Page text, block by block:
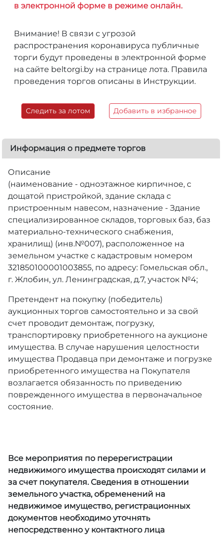
в электронной форме в режиме онлайн.
Внимание! В связи с угрозой
распространения коронавируса публичные
торги будут проведены в электронной форме
на сайте beltorgi.by на странице лота. Правила
проведения торгов описаны в Инструкции.
Следить за лотом Добавить в избранное
Информация о предмете торгов
Описание
(наименование - одноэтажное кирпичное, с
дощатой пристройкой, здание склада с
пристроенным навесом, назначение - Здание
специализированное складов, торговых баз, баз
материально-технического снабжения,
хранилищ) (инв.№007), расположенное на
земельном участке с кадастровым номером
321850100001003855, по адресу: Гомельская обл.,
г. Жлобин, ул. Ленинградская, д.7, участок №4;
Претендент на покупку (победитель)
аукционных торгов самостоятельно и за свой
счет проводит демонтаж, погрузку,
транспортировку приобретенного на аукционе
имущества. В случае нарушения целостности
имущества Продавца при демонтаже и погрузке
приобретенного имущества на Покупателя
возлагается обязанность по приведению
поврежденного имущества в первоначальное
состояние.
Все мероприятия по перерегистрации
недвижимого имущества происходят силами и
за счет покупателя. Сведения в отношении
земельного участка, обременений на
недвижимое имущество, регистрационных
документов необходимо уточнять
непосредственно у контактного лица